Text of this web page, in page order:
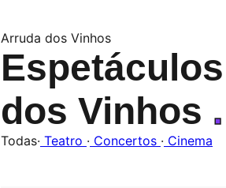
Arruda dos Vinhos
dos Vinhos .
Todas· Teatro · Concertos · Cinema